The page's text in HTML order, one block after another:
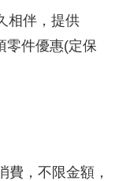
相伴，提供
零件優惠(定保
費，不限金額，